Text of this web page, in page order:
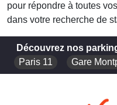
pour répondre à toutes
dans votre recherche de
Découvrez nos
Paris 11
Gare